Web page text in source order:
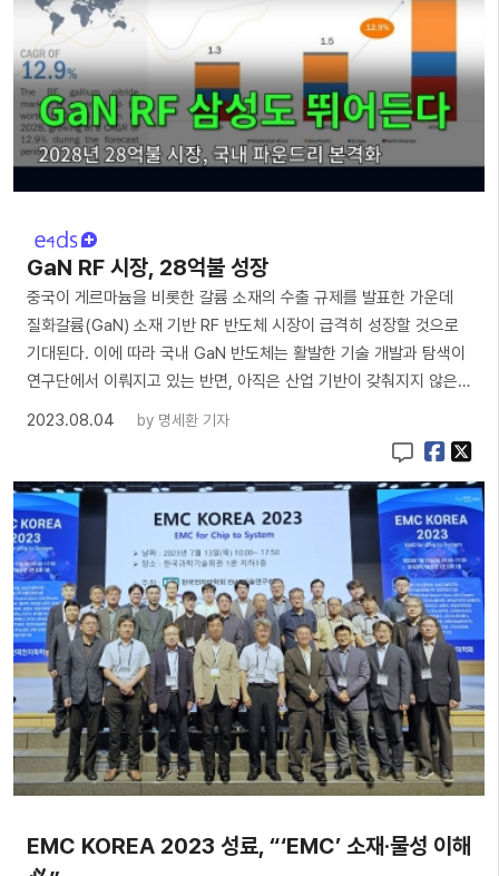
GaN RF 시장, 28억불 성장
중국이 게르마늄을 비롯한 갈륨 소재의 수출 규제를 발표한 가운데
질화갈륨(GaN) 소재 기반 RF 반도체 시장이 급격히 성장할 것으로
기대된다. 이에 따라 국내 GaN 반도체는 활발한 기술 개발과 탐색이
연구단에서 이뤄지고 있는 반면, 아직은 산업 기반이 갖춰지지 않은…
2023.08.04
by 명세환 기자
EMC KOREA 2023 성료, “‘EMC’ 소재·물성 이해